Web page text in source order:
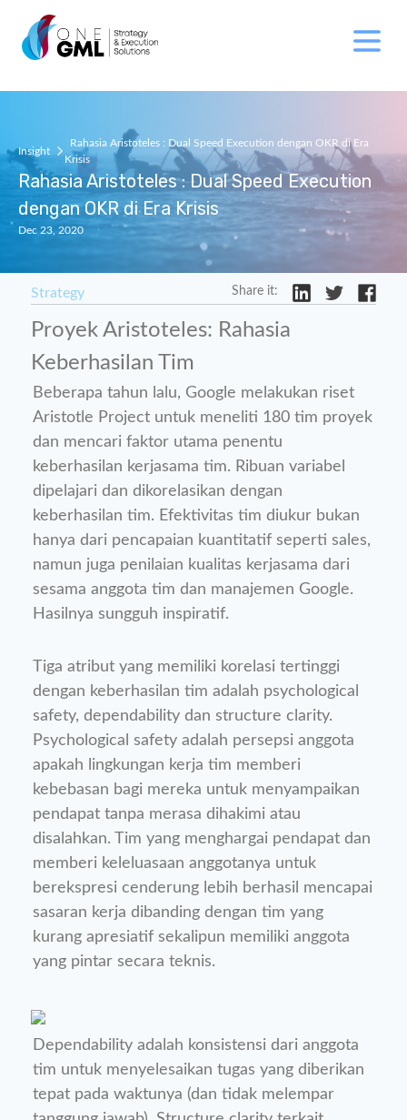
Insight
Rahasia Aristoteles : Dual Speed Execution dengan OKR di Era
Krisis
Rahasia Aristoteles : Dual Speed Execution
dengan OKR di Era Krisis
Dec 23, 2020
Strategy Share it:
Proyek Aristoteles: Rahasia
Keberhasilan Tim
Beberapa tahun lalu, Google melakukan riset
Aristotle Project untuk meneliti 180 tim proyek
dan mencari faktor utama penentu
keberhasilan kerjasama tim. Ribuan variabel
dipelajari dan dikorelasikan dengan
keberhasilan tim. Efektivitas tim diukur bukan
hanya dari pencapaian kuantitatif seperti sales,
namun juga penilaian kualitas kerjasama dari
sesama anggota tim dan manajemen Google.
Hasilnya sungguh inspiratif.
Tiga atribut yang memiliki korelasi tertinggi
dengan keberhasilan tim adalah psychological
safety, dependability dan structure clarity.
Psychological safety adalah persepsi anggota
apakah lingkungan kerja tim memberi
kebebasan bagi mereka untuk menyampaikan
pendapat tanpa merasa dihakimi atau
disalahkan. Tim yang menghargai pendapat dan
memberi keleluasaan anggotanya untuk
berekspresi cenderung lebih berhasil mencapai
sasaran kerja dibanding dengan tim yang
kurang apresiatif sekalipun memiliki anggota
yang pintar secara teknis.
Dependability adalah konsistensi dari anggota
tim untuk menyelesaikan tugas yang diberikan
tepat pada waktunya (dan tidak melempar